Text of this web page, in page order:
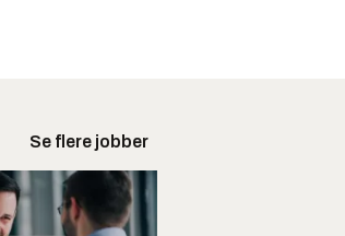
Se flere jobber